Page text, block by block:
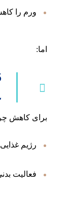
ورم را
اما:
برای کاهش
رژیم
فعالیت